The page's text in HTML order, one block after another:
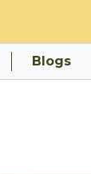
Blogs